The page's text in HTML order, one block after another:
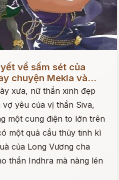
về sấm sét của
chuyện Mekla và...
xưa, nữ thần xinh đẹp
vợ yêu của vị thần Siva,
một cung điện to lớn trên
một quả cầu thủy tinh kì
của Long Vương cha
thần Indhra mà nàng lén